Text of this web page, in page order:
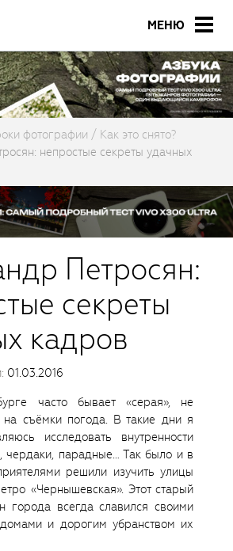
МЕНЮ
фотографии
Как это снято?
непростые секреты удачных
Петросян:
секреты
кадров
01.03.2016
часто бывает «серая», не
съёмки погода. В такие дни я
исследовать внутренности
парадные… Так было и в
решили изучить улицы
«Чернышевская». Этот старый
города всегда славился своими
и дорогим убранством их